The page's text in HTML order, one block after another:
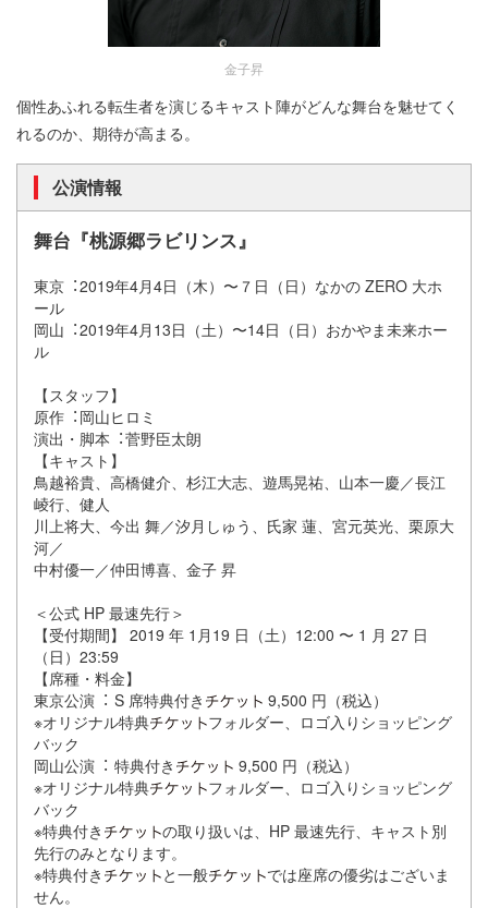
金子昇
個性あふれる転生者を演じるキャスト陣がどんな舞台を魅せてく
れるのか、期待が高まる。
公演情報
舞台『桃源郷ラビリンス』
東京︓2019年4月4日（木）〜７日（日）なかの ZERO ⼤ホ
ール
岡山︓2019年4月13日（土）〜14日（日）おかやま未来ホー
ル
【スタッフ】
原作︓岡山ヒロミ
演出・脚本︓菅野臣太朗
【キャスト】
鳥越裕貴、高橋健介、杉江大志、遊馬晃祐、山本一慶／長江
崚行、健人
川上将大、今出 舞／汐月しゅう、氏家 蓮、宮元英光、栗原大
河／
中村優一／仲田博喜、金子 昇
＜公式 HP 最速先⾏＞
【受付期間】 2019 年 1月19 日（土）12:00 〜 1 月 27 日
（日）23:59
【席種・料金】
東京公演︓ S 席特典付き
9,500 円（税込）
※オリジナル特典
フォルダー、ロゴ入りショッピング
バック
岡⼭公演︓ 特典付き
9,500 円（税込）
※オリジナル特典
フォルダー、ロゴ入りショッピング
バック
※特典付き
の取り扱いは、HP 最速先⾏、キャスト別
先行のみとなります。
※特典付き
と一般
では座席の優劣はございま
せん。